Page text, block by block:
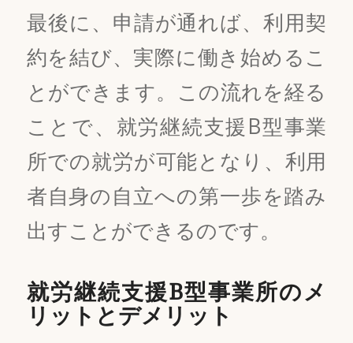
最後に、申請が通れば、利用契
約を結び、実際に働き始めるこ
とができます。この流れを経る
ことで、就労継続支援B型事業
所での就労が可能となり、利用
者自身の自立への第一歩を踏み
出すことができるのです。
就労継続支援B型事業所のメ
リットとデメリット